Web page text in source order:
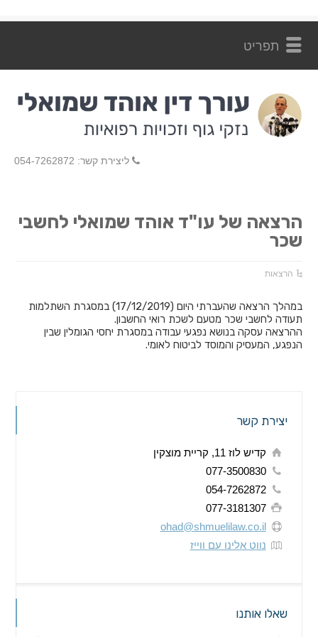
ליצירת קשר: 054-7262872
הרצאה של עו"ד אוהד שמואלי לחשבי
שכר
הרצאות
במהלך הרצאה שהעברתי היום (17/12/2019) במסגרת השתלמות
תעודה לחשבי שכר מטעם לשכת רואי החשבון.
ההרצאה עסקה בנושא נפגעי עבודה במסגרת יחסי הגומלין שבין
הנפגע, המעסיק והמוסד לביטוח לאומי.
יצירת קשר
קדיש לוז 11, קריית מוצקין
077-3500830
054-7262872
077-3181307
ohad@shmuelilaw.co.il
נווט אלינו עם ווייז
שאלו אותנו